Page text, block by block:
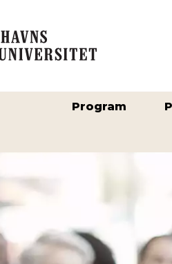
Program